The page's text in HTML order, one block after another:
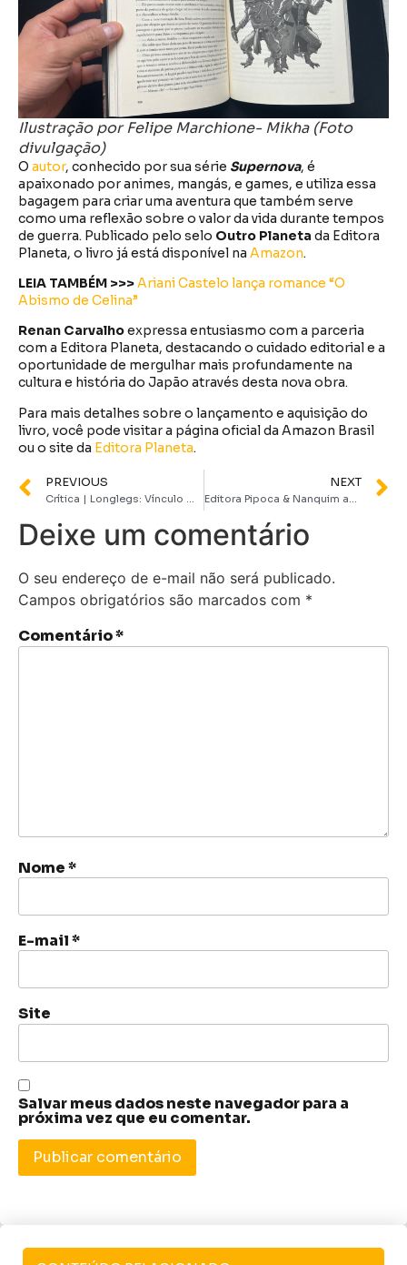
Ilustração por Felipe Marchione- Mikha(Foto
divulgação)
O autor, conhecido por sua série Supernova, é
apaixonado por animes, mangás, e games, e utiliza essa
bagagem para criar uma aventura que também serve
como uma reflexão sobre o valor da vida durante tempos
de guerra. Publicado pelo selo Outro Planeta da Editora
Planeta, o livro já está disponível na Amazon.
LEIA TAMBÉM >>>Ariani Castelo lança romance “O
Abismo de Celina”
Renan Carvalhoexpressa entusiasmo com a parceria
com a Editora Planeta, destacando o cuidado editorial e a
oportunidade de mergulhar mais profundamente na
cultura e história do Japão através desta nova obra.
Para mais detalhes sobre o lançamento e aquisição do
livro, você pode visitar a página oficial da Amazon Brasil
ou o site da Editora Planeta.
PREVIOUS
Crítica | Longlegs: Vínculo Mortal tem atmosfera perturbadora e explora figuras profanas
NEXT
Editora Pipoca & Nanquim anuncia pré-venda e divulga capa da Edição Definitiva de O Eternauta
Deixe um comentário
O seu endereço de e-mail não será publicado.
Campos obrigatórios são marcados com *
Comentário*
Nome*
E-mail*
Site
Salvar meus dados neste navegador para a
próxima vez que eu comentar.